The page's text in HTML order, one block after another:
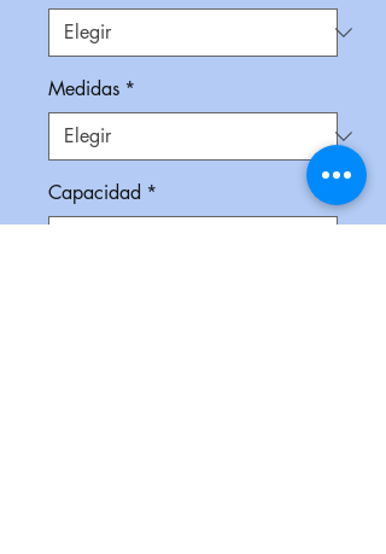
Medidas *
Capacidad *